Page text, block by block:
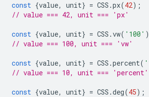
const {value, unit} = CSS .px(42);
// value === 42, unit === 'px'
const {value, unit} = CSS .vw( '100'
// value === 100, unit === 'vw'
const {value, unit} = CSS .percent(
// value === 10, unit === 'percent'
const {value, unit} = CSS .deg(45);